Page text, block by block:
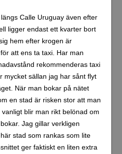
Calle Uruguay även efter
ligger endast ett kvarter bort
hem efter krogen är
att ens ta taxi. Har man
rekommenderas taxi
mycket sällan jag har sånt flyt
När man bokar på nätet
en stad är risken stor att man
blir man rikt belönad om
Jag gillar verkligen
stad som rankas som lite
ger faktiskt en liten extra